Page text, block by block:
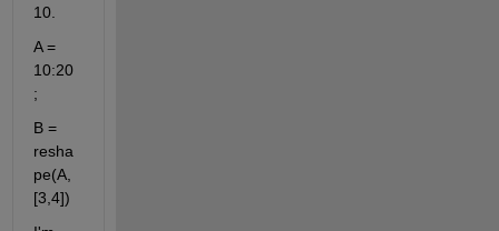
10.
A =
10:20
;
B =
resha
pe(A,
[3,4])